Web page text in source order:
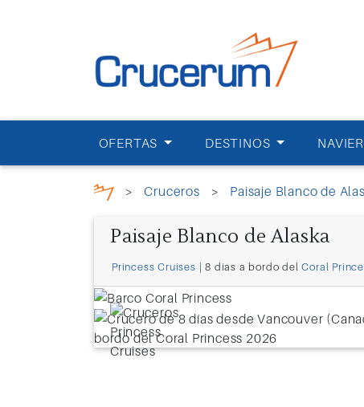
OFERTAS DESTINOS
> Cruceros > Paisaje Blanco de
Paisaje Blanco de Alaska
Princess Cruises | 8 días a bordo delCoral